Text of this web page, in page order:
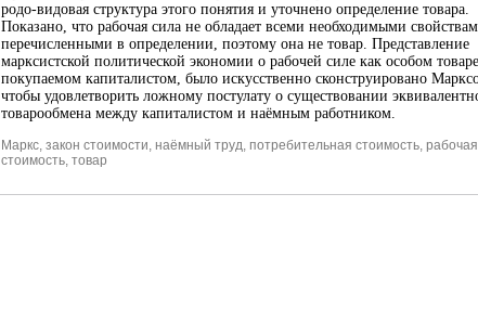
родо-видовая структура этого понятия и уточнено определение товара.
Показано, что рабочая сила не обладает всеми необходимыми
перечисленными в определении, поэтому она не товар. Представление
марксистской политической экономии о рабочей силе как особом
покупаемом капиталистом, было искусственно сконструировано
чтобы удовлетворить ложному постулату о существовании
товарообмена между капиталистом и наёмным работником.
Маркс, закон стоимости, наёмный труд, потребительная стоимость,
стоимость, товар